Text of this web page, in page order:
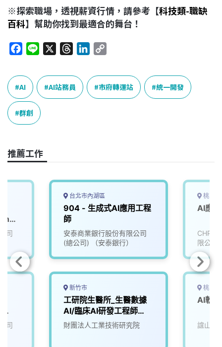
※探索職場，透視薪資行情，請參考【科技類-職缺
百科】幫助你找到最適合的舞台！
c
e
b
o
o
n
r
e
a
n
e
p
y
L
AI AI站務員 市府轉運站 統一開發
群創
推薦工作
司
司
台北市內湖區
904 - 生成式AI應用工程
師
安泰商業銀行股份有限公司
(總公司) （安泰銀行）
新竹市
工研院生醫所_生醫數據
AI/臨床AI研發工程師
(D100)
財團法人工業技術研究院
桃園
AI應
CHPT_
限公司
桃園
AI軟
誼山精